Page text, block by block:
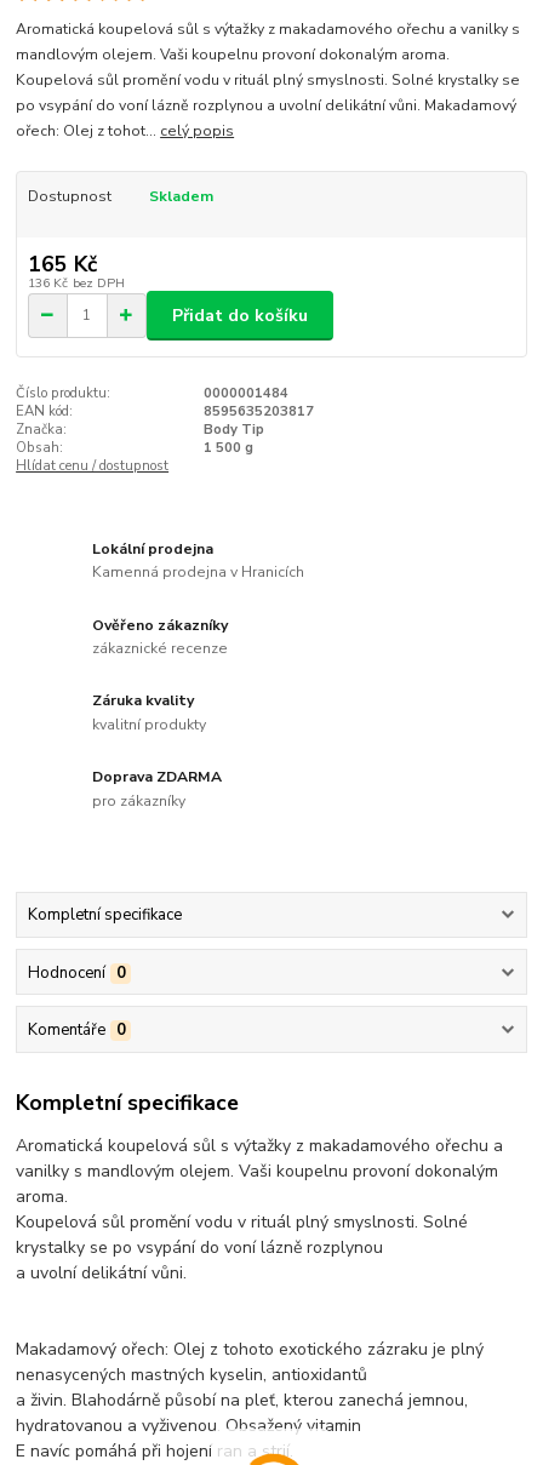
Aromatická koupelová sůl s výtažky z makadamového ořechu a vanilky s
mandlovým olejem. Vaši koupelnu provoní dokonalým aroma.
Koupelová sůl promění vodu v rituál plný smyslnosti. Solné krystalky se
po vsypání do voní lázně rozplynou a uvolní delikátní vůni. Makadamový
ořech: Olej z tohot... celý popis
Dostupnost Skladem
165 Kč
136 Kč bez DPH
Přidat do košíku
Číslo produktu:
0000001484
EAN kód:
8595635203817
Značka:
Body Tip
Obsah:
1 500 g
Hlídat cenu / dostupnost
Lokální prodejna
Kamenná prodejna v Hranicích
Ověřeno zákazníky
zákaznické recenze
Záruka kvality
kvalitní produkty
Doprava ZDARMA
pro zákazníky
Kompletní specifikace
Hodnocení 0
Komentáře 0
Kompletní specifikace
Aromatická koupelová sůl s výtažky z makadamového ořechu a
vanilky s mandlovým olejem. Vaši koupelnu provoní dokonalým
aroma.
Koupelová sůl promění vodu v rituál plný smyslnosti. Solné
krystalky se po vsypání do voní lázně rozplynou
a uvolní delikátní vůni.
Makadamový ořech: Olej z tohoto exotického zázraku je plný
nenasycených mastných kyselin, antioxidantů
a živin. Blahodárně působí na pleť, kterou zanechá jemnou,
hydratovanou a vyživenou. Obsažený vitamin
E navíc pomáhá při hojení ran a strií.